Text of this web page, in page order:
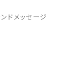
ドメッセージ